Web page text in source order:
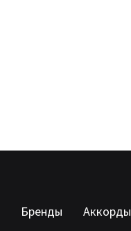
Бренды Аккорды